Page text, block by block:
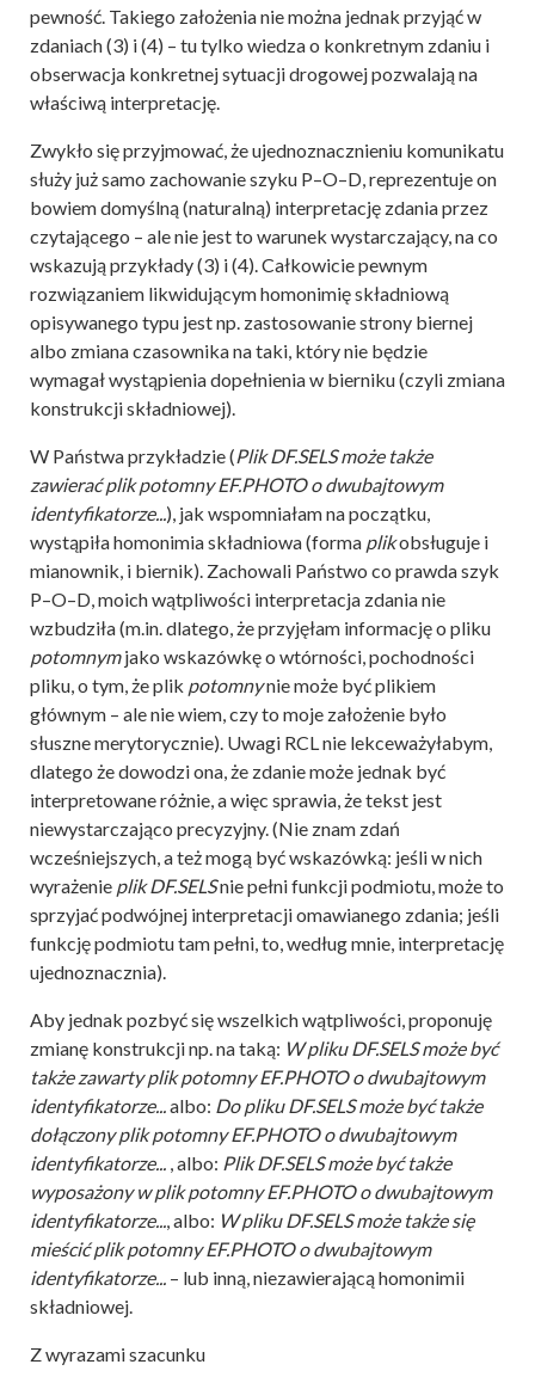
pewność. Takiego założenia nie można jednak przyjąć w
zdaniach (3) i (4) – tu tylko wiedza o konkretnym zdaniu i
obserwacja konkretnej sytuacji drogowej pozwalają na
właściwą interpretację.
Zwykło się przyjmować, że ujednoznacznieniu komunikatu
służy już samo zachowanie szyku P–O–D, reprezentuje on
bowiem domyślną (naturalną) interpretację zdania przez
czytającego – ale nie jest to warunek wystarczający, na co
wskazują przykłady (3) i (4). Całkowicie pewnym
rozwiązaniem likwidującym homonimię składniową
opisywanego typu jest np. zastosowanie strony biernej
albo zmiana czasownika na taki, który nie będzie
wymagał wystąpienia dopełnienia w bierniku (czyli zmiana
konstrukcji składniowej).
W Państwa przykładzie (Plik DF.SELS może także
zawierać plik potomny EF.PHOTO o dwubajtowym
identyfikatorze...), jak wspomniałam na początku,
wystąpiła homonimia składniowa (forma plikobsługuje i
mianownik, i biernik). Zachowali Państwo co prawda szyk
P–O–D, moich wątpliwości interpretacja zdania nie
wzbudziła (m.in. dlatego, że przyjęłam informację o pliku
potomnymjako wskazówkę o wtórności, pochodności
pliku, o tym, że plik potomnynie może być plikiem
głównym – ale nie wiem, czy to moje założenie było
słuszne merytorycznie). Uwagi RCL nie lekceważyłabym,
dlatego że dowodzi ona, że zdanie może jednak być
interpretowane różnie, a więc sprawia, że tekst jest
niewystarczająco precyzyjny. (Nie znam zdań
wcześniejszych, a też mogą być wskazówką: jeśli w nich
wyrażenie plik DF.SELSnie pełni funkcji podmiotu, może to
sprzyjać podwójnej interpretacji omawianego zdania; jeśli
funkcję podmiotu tam pełni, to, według mnie, interpretację
ujednoznacznia).
Aby jednak pozbyć się wszelkich wątpliwości, proponuję
zmianę konstrukcji np. na taką: W pliku DF.SELS może być
także zawarty plik potomny EF.PHOTO o dwubajtowym
identyfikatorze...albo: Do pliku DF.SELS może być także
dołączony plik potomny EF.PHOTO o dwubajtowym
identyfikatorze... , albo: Plik DF.SELS może być także
wyposażony w plik potomny EF.PHOTO o dwubajtowym
identyfikatorze..., albo: W pliku DF.SELS może także się
mieścić plik potomny EF.PHOTO o dwubajtowym
identyfikatorze... – lub inną, niezawierającą homonimii
składniowej.
Z wyrazami szacunku